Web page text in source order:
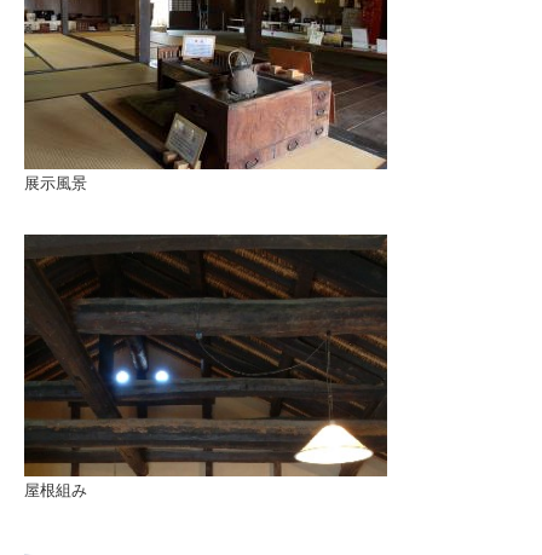
展示風景
屋根組み